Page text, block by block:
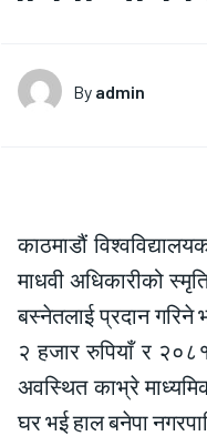
By admin
काठमाडौं
माधवी अधिकारीको
बस्नेतलाई प्रदान गरिने
२ हजार रुपियाँ र
अवस्थित काभ्रे
घर भई हाल बनेपा